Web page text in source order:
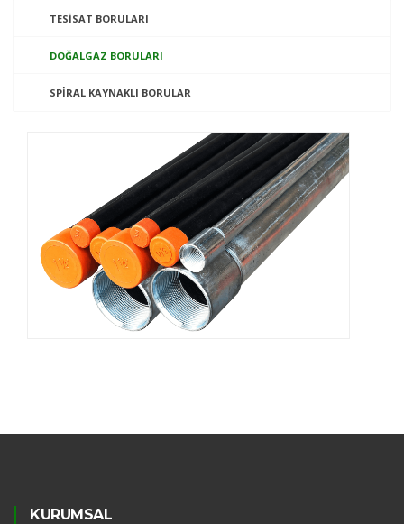
TESISAT BORULARI
DOĞALGAZ BORULARI
SPIRAL KAYNAKLI BORULAR
KURUMSAL